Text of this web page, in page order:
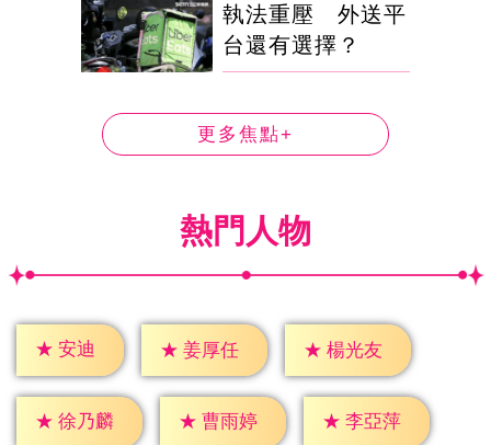
執法重壓 外送平
台還有選擇？
更多焦點+
熱門人物
★ 安迪 ★ 姜厚任 ★ 楊光友
★ 徐乃麟 ★ 曹雨婷 ★ 李亞萍